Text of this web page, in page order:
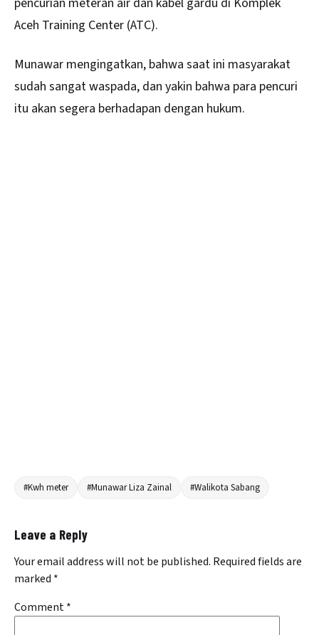
Aceh Training Center (ATC).
Munawar mengingatkan, bahwa saat ini masyarakat
sudah sangat waspada, dan yakin bahwa para pencuri
itu akan segera berhadapan dengan hukum.
#Kwh meter #Munawar Liza Zainal #Walikota Sabang
Leave a Reply
Your email address will not be published. Required fields are
marked *
Comment*